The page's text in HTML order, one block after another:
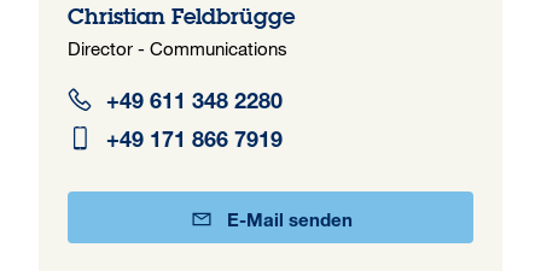
Christian Feldbrügge
Director - Communications
+49 611 348 2280
+49 171 866 7919
E-Mail senden